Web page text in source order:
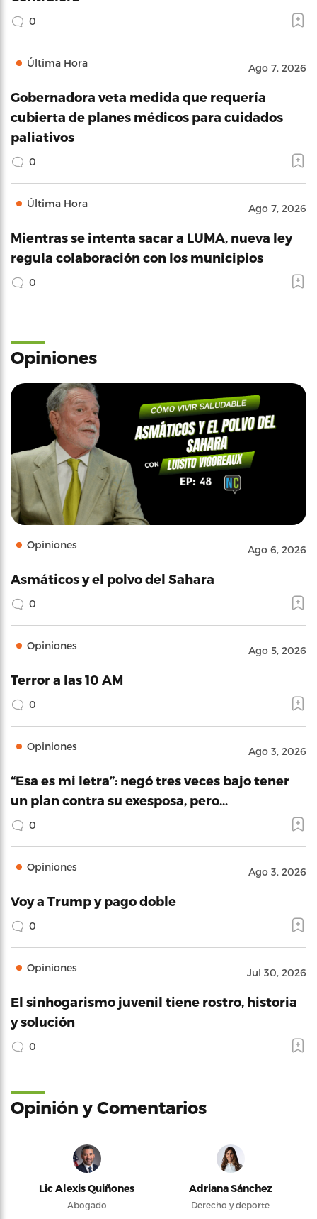
0
Última Hora Ago 7, 2026
Gobernadora veta medida que requería
cubierta de planes médicos para cuidados
paliativos
0
Última Hora Ago 7, 2026
Mientras se intenta sacar a LUMA, nueva ley
regula colaboración con los municipios
0
Opiniones
Opiniones Ago 6, 2026
Asmáticos y el polvo del Sahara
0
Opiniones Ago 5, 2026
Terror a las 10 AM
0
Opiniones Ago 3, 2026
“Esa es mi letra”: negó tres veces bajo tener
un plan contra su exesposa, pero…
0
Opiniones Ago 3, 2026
Voy a Trump y pago doble
0
Opiniones Jul 30, 2026
El sinhogarismo juvenil tiene rostro, historia
y solución
0
Opinión y Comentarios
Lic Alexis Quiñones
Abogado
Adriana Sánchez
Derecho y deporte